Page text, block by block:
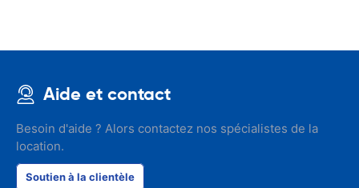
Aide et contact
Besoin d'aide ? Alors contactez nos spécialistes de la
location.
Soutien à la clientèle